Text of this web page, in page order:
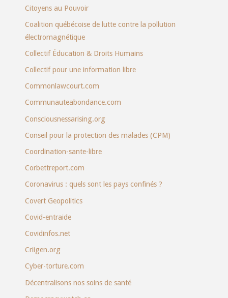
Citoyens au Pouvoir
Coalition québécoise de lutte contre la pollution
électromagnétique
Collectif Éducation & Droits Humains
Collectif pour une information libre
Commonlawcourt.com
Communauteabondance.com
Consciousnessarising.org
Conseil pour la protection des malades (CPM)
Coordination-sante-libre
Corbettreport.com
Coronavirus : quels sont les pays confinés ?
Covert Geopolitics
Covid-entraide
Covidinfos.net
Criigen.org
Cyber-torture.com
Décentralisons nos soins de santé